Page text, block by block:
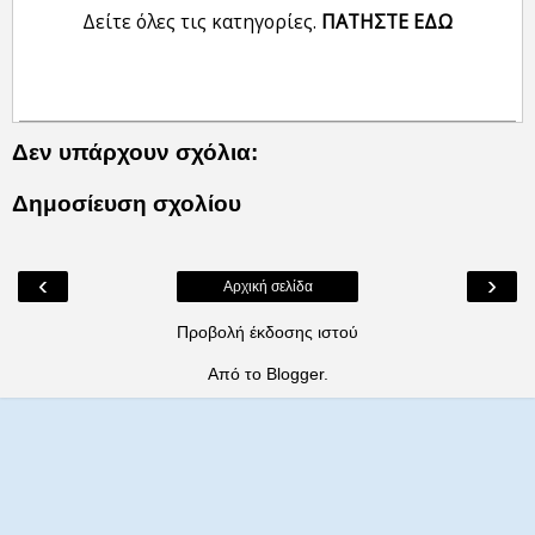
Δείτε όλες τις κατηγορίες. ΠΑΤΗΣΤΕ ΕΔΩ
Δεν υπάρχουν σχόλια:
Δημοσίευση σχολίου
‹ ›
Αρχική σελίδα
Προβολή έκδοσης ιστού
Από το Blogger.